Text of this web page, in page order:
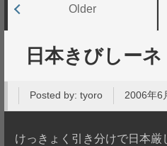
Older
日本きびしーネ
Posted by:tyoro 2006年6
けっきょく引き分けで日本厳